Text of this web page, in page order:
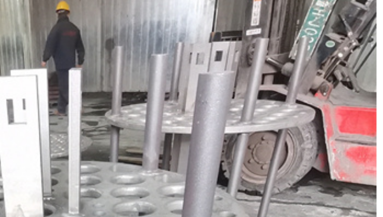
荣誉资质
联系我们